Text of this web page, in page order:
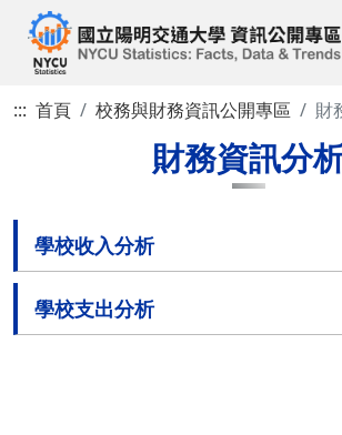
::: 首頁 校務與財務資訊公開專區 財
財務資訊分
學校收入分析
學校支出分析